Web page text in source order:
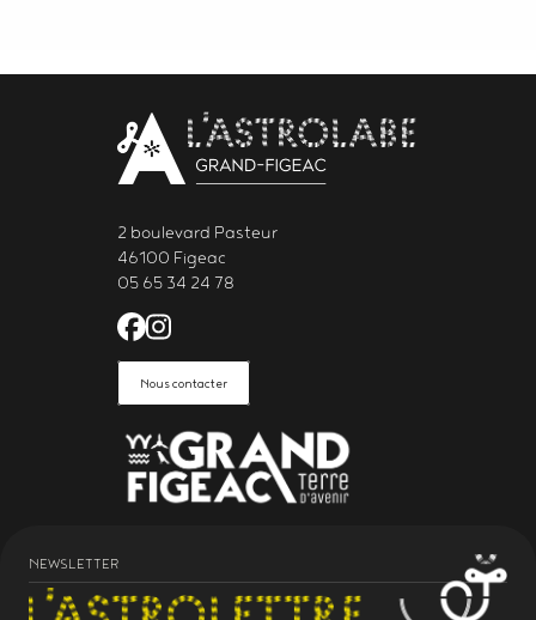
2 boulevard Pasteur
46100 Figeac
05 65 34 24 78
Facebook de l'Astrolabe Grand
Instagram de l'Astrolabe Grand
Nous contacter
NEWSLETTER